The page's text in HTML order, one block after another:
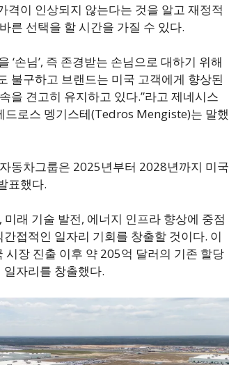
격이 인상되지 않는다는 것을 알고 재정적
른 선택을 할 시간을 가질 수 있다.
‘손님’, 즉 존경받는 손님으로 대하기 위해
불구하고 브랜드는 미국 고객에게 향상된
을 견고히 유지하고 있다.”라고 제네시스
드로스 멩기스테(Tedros Mengiste)는 말했
동차그룹은 2025년부터 2028년까지 미국
표했다.
래 기술 발전, 에너지 인프라 향상에 중점
접적인 일자리 기회를 창출할 것이다. 이
장 진출 이후 약 205억 달러의 기존 할당
자리를 창출했다.